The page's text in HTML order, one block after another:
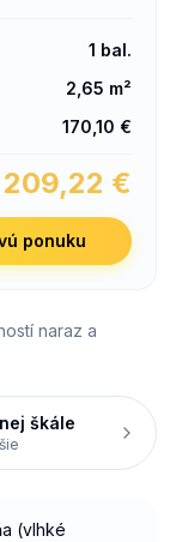
1 bal.
2,65 m²
170,10 €
209,22 €
ponuku
naraz a
škále
(vlhké